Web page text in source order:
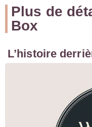
Plus de
Box
L’histoire